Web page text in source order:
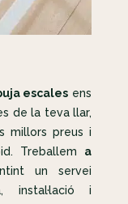
escales ens
de la teva llar,
millors preus i
Treballem a
un servei
instal·lació i